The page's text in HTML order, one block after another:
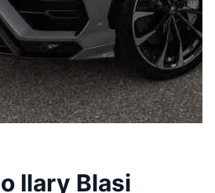
Ilary Blasi